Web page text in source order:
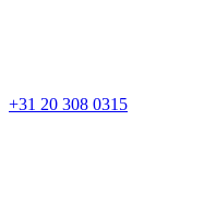
+31 20 308 0315